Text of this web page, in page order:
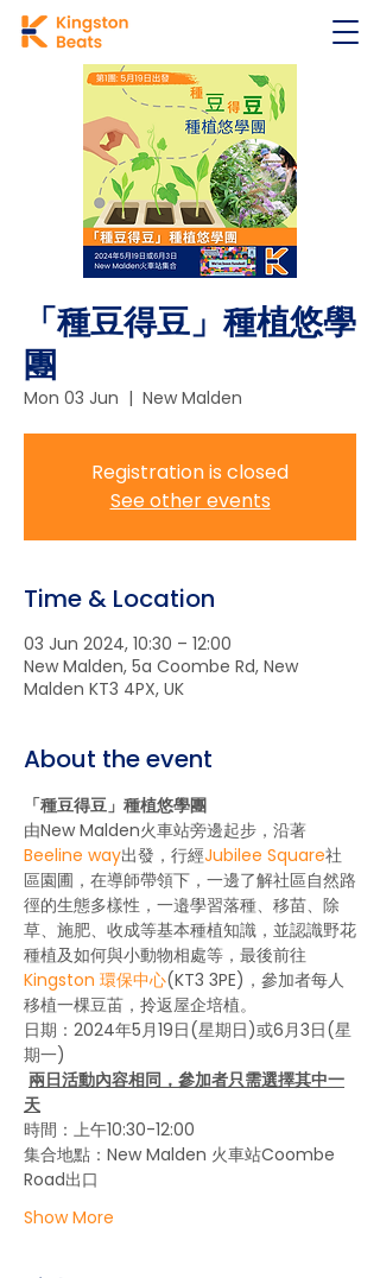
「種豆得豆」種植悠學
團
Mon 03 Jun
  |
New Malden
Registration is closed
See other events
Time & Location
03 Jun 2024, 10:30 – 12:00
New Malden, 5a Coombe Rd, New
Malden KT3 4PX, UK
About the event
「種豆得豆」種植悠學團
由New Malden火車站旁邊起步，沿著
Beeline way出發，行經Jubilee Square社
區園圃，在導師帶領下，一邊了解社區自然路
徑的生態多樣性，一邉學習落種、移苗、除
草、施肥、收成等基本種植知識，並認識野花
種植及如何與小動物相處等，最後前往
Kingston 環保中心(KT3 3PE)，參加者每人
移植一棵豆苖，拎返屋企培植。
日期：2024年5月19日(星期日)或6月3日(星
期一)
兩日活動內容相同，參加者只需選擇其中一
天
時間：上午10:30-12:00
集合地點：New Malden 火車站Coombe
Road出口
Show More